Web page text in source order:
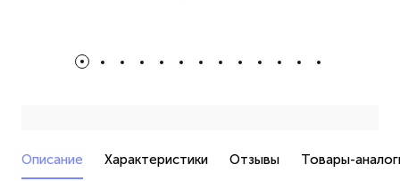
Описание Характеристики Отзывы Товары-